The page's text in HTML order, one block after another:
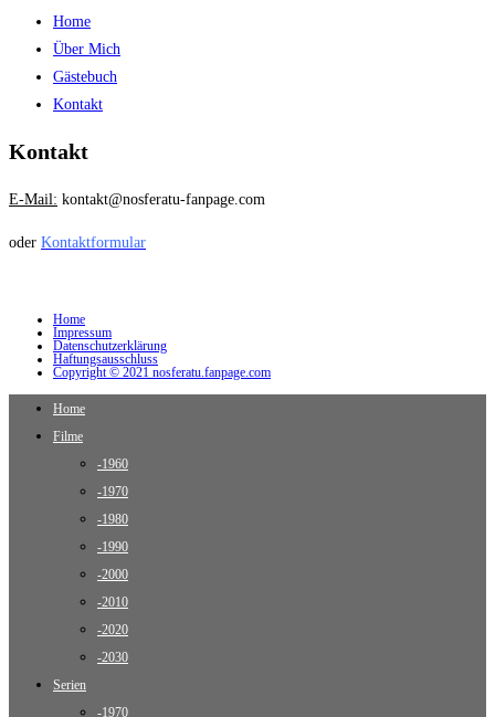
Home
Über Mich
Gästebuch
Kontakt
Kontakt
E-Mail: kontakt@nosferatu-fanpage.com
oder Kontaktformular
Home
Impressum
Datenschutzerklärung
Haftungsausschluss
Copyright © 2021 nosferatu.fanpage.com
Home
Filme
-1960
-1970
-1980
-1990
-2000
-2010
-2020
-2030
Serien
-1970